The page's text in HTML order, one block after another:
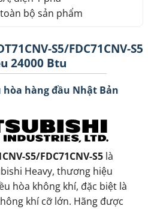
bộ sản phẩm
S5/FDC71CNV-S5
24000 Btu
hàng đầu Nhật Bản
S5/FDC71CNV-S5 là
Heavy, thương hiệu
hòa không khí, đặc biệt là
khí cỡ lớn. Hãng được